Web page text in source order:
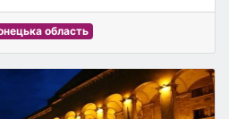
область